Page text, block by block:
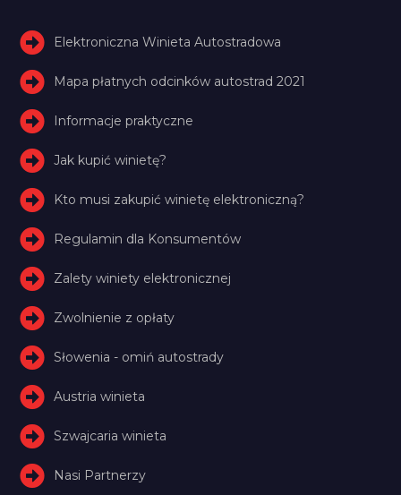
Elektroniczna Winieta Autostradowa
Mapa płatnych odcinków autostrad 2021
Informacje praktyczne
Jak kupić winietę?
Kto musi zakupić winietę elektroniczną?
Regulamin dla Konsumentów
Zalety winiety elektronicznej
Zwolnienie z opłaty
Słowenia - omiń autostrady
Austria winieta
Szwajcaria winieta
Nasi Partnerzy